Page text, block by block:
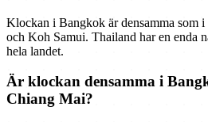
Klockan i Bangkok är densamma som
och Koh Samui. Thailand har en enda
hela landet.
Är klockan densamma i
Chiang Mai?